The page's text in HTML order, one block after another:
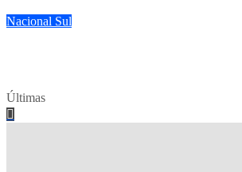
Nacional Sul
Últimas